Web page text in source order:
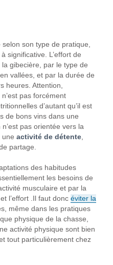
son type de pratique,
significative. L’effort de
gibecière, par le type de
vallées, et par la durée de
heures. Attention,
pas forcément
d’autant qu’il est
de bons vins dans une
pas orientée vers la
uneactivité de détente
partage.
des habitudes
les besoins de
musculaire et par la
l’effort .Il faut doncéviter la
même dans les pratiques
physique de la chasse,
activité physique sont bien
tout particulièrement chez